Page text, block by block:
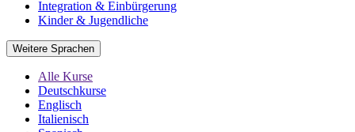
Integration & Einbürgerung
Kinder & Jugendliche
Weitere Sprachen
Alle Kurse
Deutschkurse
Englisch
Italienisch